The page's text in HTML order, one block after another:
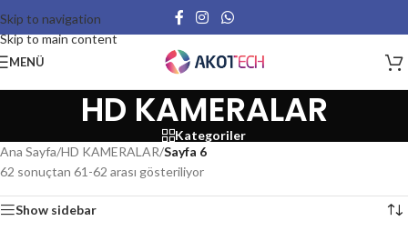
Skip to navigation
Skip to main content
MENÜ
HD KAMERALAR
Kategoriler
Ana Sayfa/HD KAMERALAR/Sayfa 6
62 sonuçtan 61-62 arası gösteriliyor
Show sidebar